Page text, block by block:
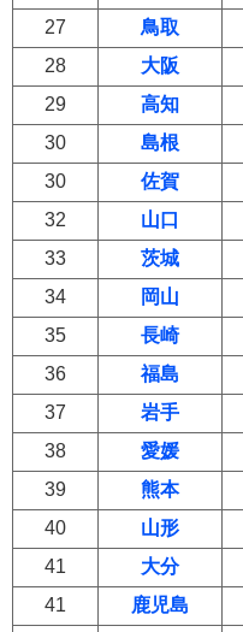
27
鳥取
28
大阪
29
高知
30
島根
30
佐賀
32
山口
33
茨城
34
岡山
35
長崎
36
福島
37
岩手
38
愛媛
39
熊本
40
山形
41
大分
41
鹿児島